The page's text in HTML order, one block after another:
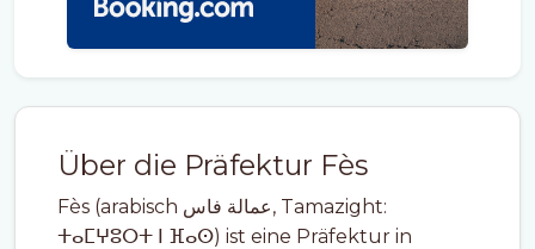
Über die Präfektur Fès
Fès (arabisch عمالة فاس, Tamazight:
ⵜⴰⵎⵖⵓⵔⵜ ⵏ ⴼⴰⵙ) ist eine Präfektur in